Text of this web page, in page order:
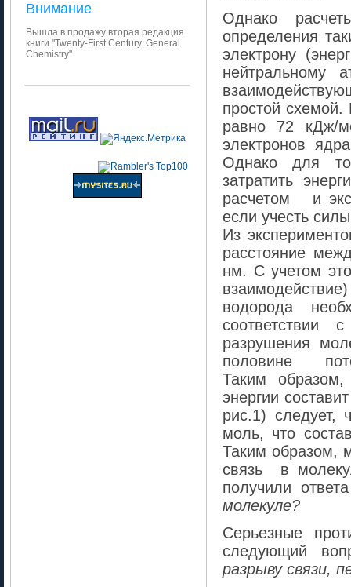
Внимание
Вышла в продажу вторая редакция
книги "Twenty-First Century. General
Chemistry"
Однако
определения
электрону
нейтральному
простой схемой.
равно 72 кДж/
электронов
Однако для
затратить
расчетом и
если учесть
Из
расстояние
нм. С учетом
водорода
соответствии
разрушения
половине
Таким
энергии
рис.1) следует,
моль, что
Таким образом,
связь в
получили
молекуле?
Серьезные
следующий
разрыву связи,